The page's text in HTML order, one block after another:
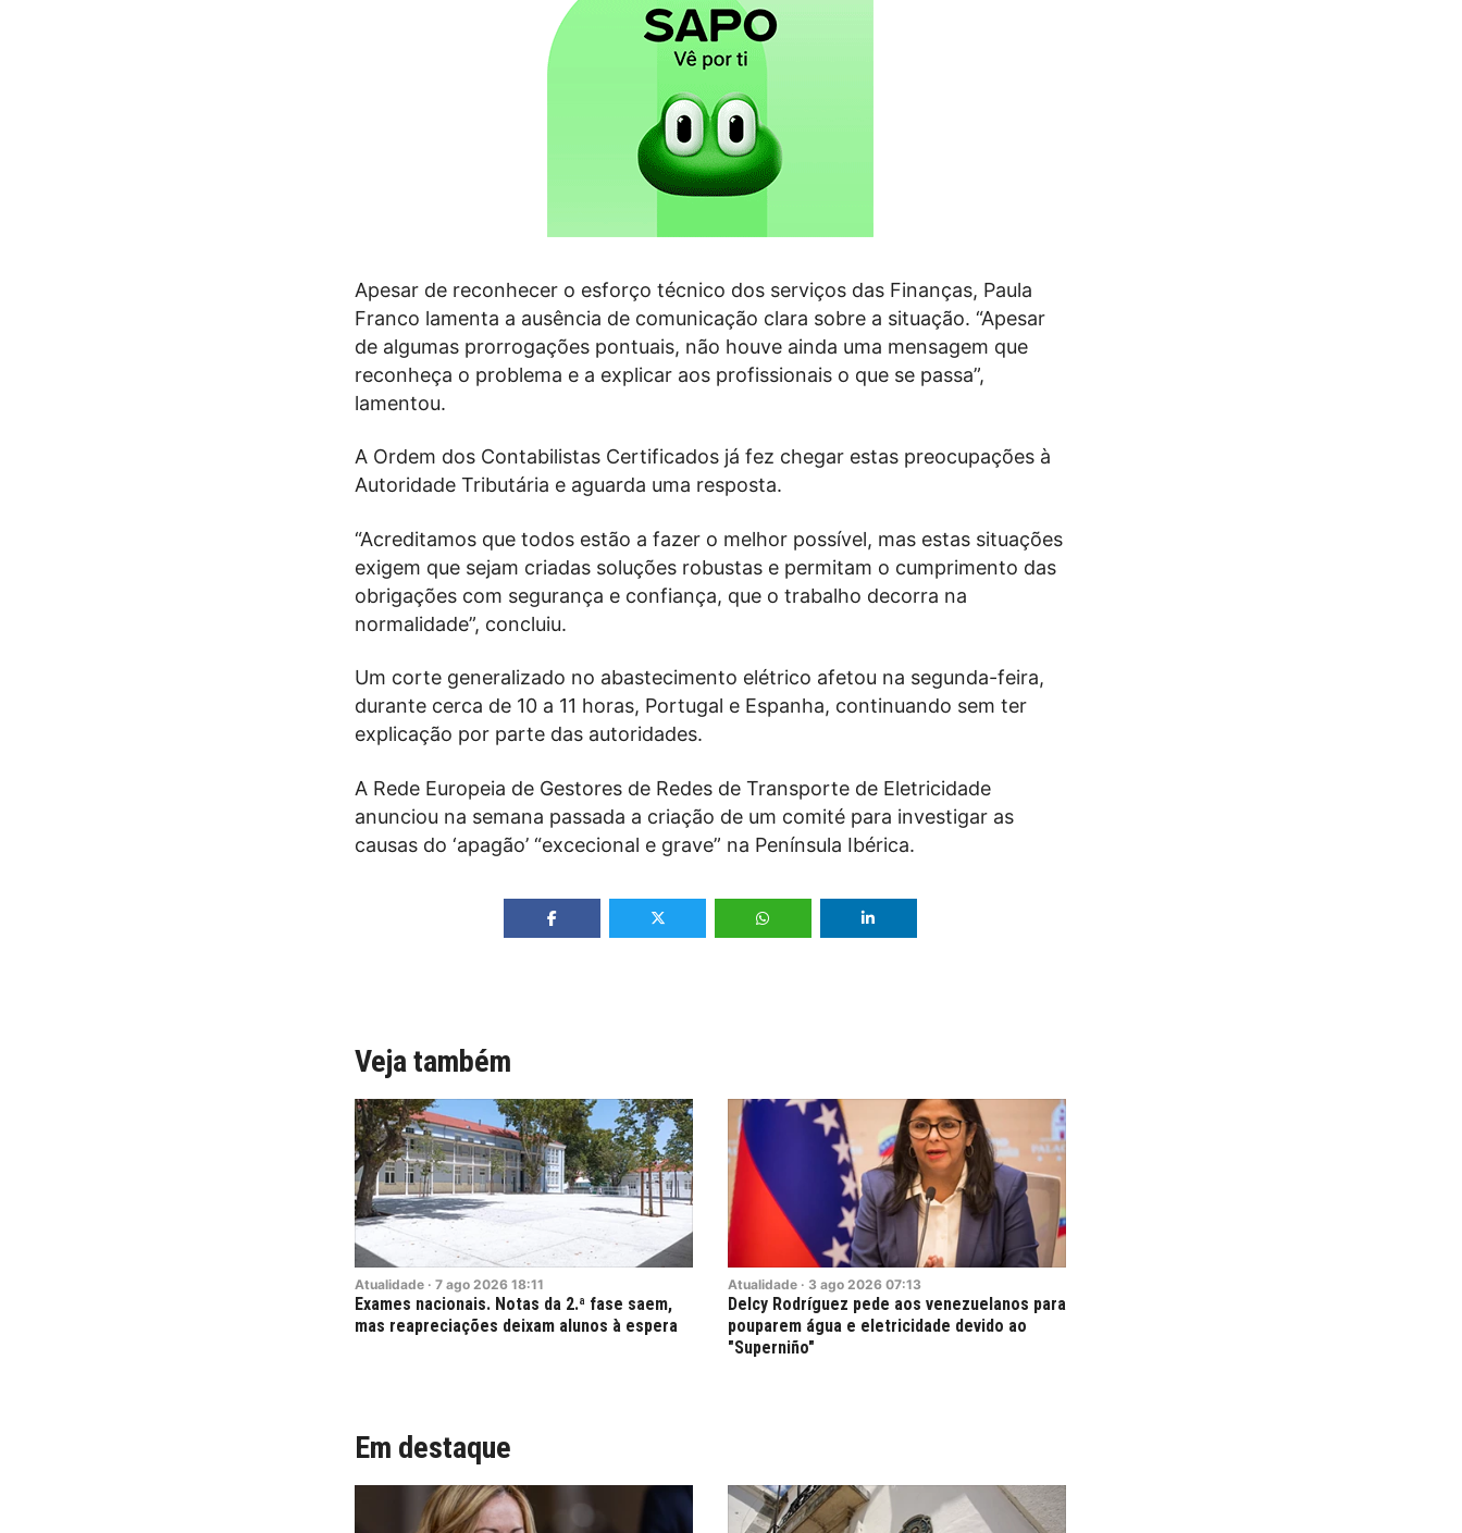
Apesar de reconhecer o esforço técnico dos serviços das Finanças, Paula
Franco lamenta a ausência de comunicação clara sobre a situação. “Apesar
de algumas prorrogações pontuais, não houve ainda uma mensagem que
reconheça o problema e a explicar aos profissionais o que se passa”,
lamentou.
A Ordem dos Contabilistas Certificados já fez chegar estas preocupações à
Autoridade Tributária e aguarda uma resposta.
“Acreditamos que todos estão a fazer o melhor possível, mas estas situações
exigem que sejam criadas soluções robustas e permitam o cumprimento das
obrigações com segurança e confiança, que o trabalho decorra na
normalidade”, concluiu.
Um corte generalizado no abastecimento elétrico afetou na segunda-feira,
durante cerca de 10 a 11 horas, Portugal e Espanha, continuando sem ter
explicação por parte das autoridades.
A Rede Europeia de Gestores de Redes de Transporte de Eletricidade
anunciou na semana passada a criação de um comité para investigar as
causas do ‘apagão’ “excecional e grave” na Península Ibérica.
Veja também
Atualidade · 7 ago 2026 18:11
Exames nacionais. Notas da 2.ª fase saem,
mas reapreciações deixam alunos à espera
Atualidade · 3 ago 2026 07:13
Delcy Rodríguez pede aos venezuelanos para
pouparem água e eletricidade devido ao
"Superniño"
Em destaque